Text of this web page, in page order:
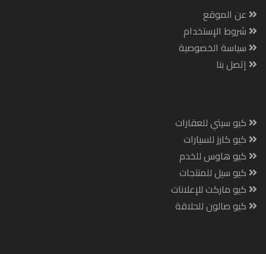
عن الموقع
شروط الإستخدام
سياسة الخصوصية
إتصل بنا
كيو سيتي للعقارات
كيو كارز للسيارات
كيو هاوس للخدم
كيو سيل للمنتجات
كيو ماركت للإعلانات
كيو صالون للحلاقة